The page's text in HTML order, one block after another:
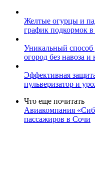
Желтые огурцы и
график подкормок в
Уникальный способ
огород без навоза и
Эффективная
пульверизатор и
Что еще почитать
Авиакомпания
пассажиров в Сочи